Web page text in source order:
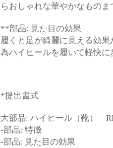
らおしゃれな華やかなもの
**部品: 見た目の効果
履くと足が綺麗に見える効
為ハイヒールを履いて軽快
*提出書式
大部品: ハイヒール（靴）
-部品: 特徴
-部品: 見た目の効果